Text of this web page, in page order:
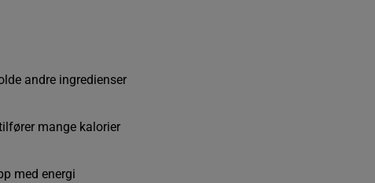
andre ingredienser
mange kalorier
med energi